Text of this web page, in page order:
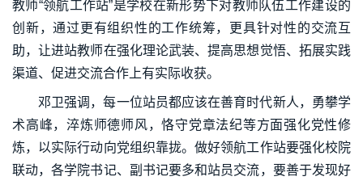
教师“领航工作站”是学校在新形势下对教师队伍工作建设的
创新，通过更有组织性的工作统筹，更具针对性的交流互
助，让进站教师在强化理论武装、提高思想觉悟、拓展实践
渠道、促进交流合作上有实际收获。
邓卫强调，每一位站员都应该在善育时代新人，勇攀学
术高峰，淬炼师德师风，恪守党章法纪等方面强化党性修
炼，以实际行动向党组织靠拢。做好领航工作站要强化校院
联动，各学院书记、副书记要多和站员交流，要善于发现好